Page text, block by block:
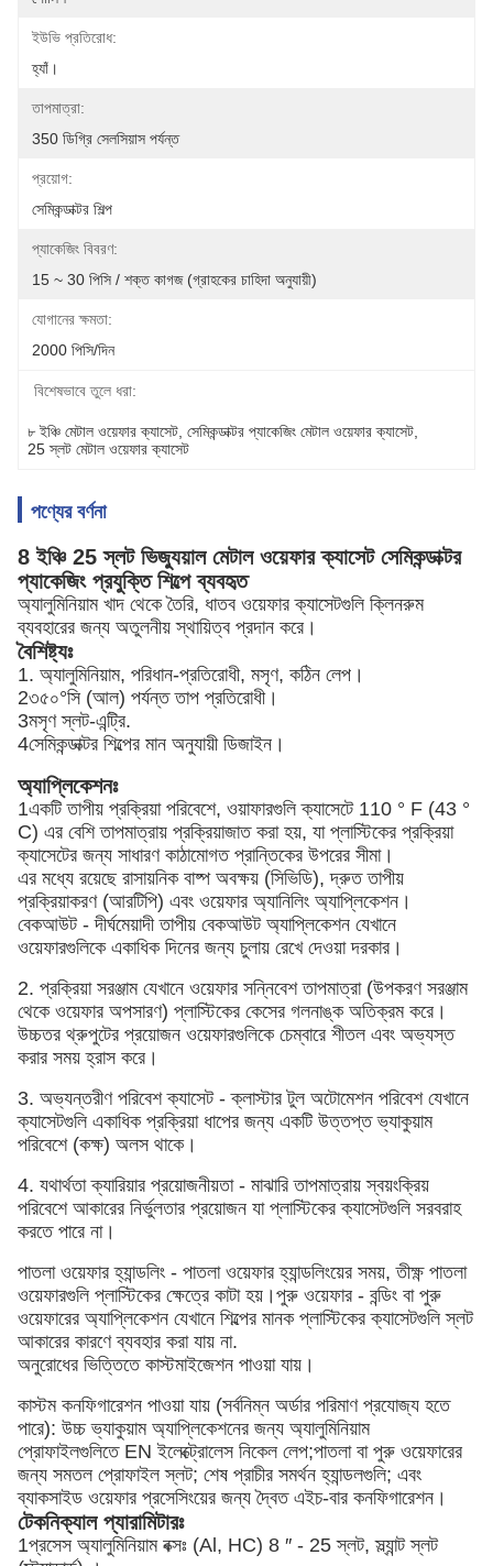
ইউভি প্রতিরোধ:
হ্যাঁ।
তাপমাত্রা:
350 ডিগ্রি সেলসিয়াস পর্যন্ত
প্রয়োগ:
সেমিকন্ডাক্টর শিল্প
প্যাকেজিং বিবরণ:
15 ~ 30 পিসি / শক্ত কাগজ (গ্রাহকের চাহিদা অনুযায়ী)
যোগানের ক্ষমতা:
2000 পিসি/দিন
বিশেষভাবে তুলে ধরা:
৮ ইঞ্চি মেটাল ওয়েফার ক্যাসেট সেমিকন্ডাক্টর প্যাকেজিং মেটাল ওয়েফার ক্যাসেট
25 স্লট মেটাল ওয়েফার ক্যাসেট
পণ্যের বর্ণনা
8 ইঞ্চি 25 স্লট ভিজ্যুয়াল মেটাল ওয়েফার ক্যাসেট সেমিকন্ডাক্টর
প্যাকেজিং প্রযুক্তি শিল্পে ব্যবহৃত
অ্যালুমিনিয়াম খাদ থেকে তৈরি, ধাতব ওয়েফার ক্যাসেটগুলি ক্লিনরুম
ব্যবহারের জন্য অতুলনীয় স্থায়িত্ব প্রদান করে।
বৈশিষ্ট্যঃ
1. অ্যালুমিনিয়াম, পরিধান-প্রতিরোধী, মসৃণ, কঠিন লেপ।
2৩৫০°সি (আল) পর্যন্ত তাপ প্রতিরোধী।
3মসৃণ স্লট-এন্ট্রি.
4সেমিকন্ডাক্টর শিল্পের মান অনুযায়ী ডিজাইন।
অ্যাপ্লিকেশনঃ
1একটি তাপীয় প্রক্রিয়া পরিবেশে, ওয়াফারগুলি ক্যাসেটে 110 ° F (43 °
C) এর বেশি তাপমাত্রায় প্রক্রিয়াজাত করা হয়, যা প্লাস্টিকের প্রক্রিয়া
ক্যাসেটের জন্য সাধারণ কাঠামোগত প্রান্তিকের উপরের সীমা।
এর মধ্যে রয়েছে রাসায়নিক বাষ্প অবক্ষয় (সিভিডি), দ্রুত তাপীয়
প্রক্রিয়াকরণ (আরটিপি) এবং ওয়েফার অ্যানিলিং অ্যাপ্লিকেশন।
বেকআউট - দীর্ঘমেয়াদী তাপীয় বেকআউট অ্যাপ্লিকেশন যেখানে
ওয়েফারগুলিকে একাধিক দিনের জন্য চুলায় রেখে দেওয়া দরকার।
2. প্রক্রিয়া সরঞ্জাম যেখানে ওয়েফার সন্নিবেশ তাপমাত্রা (উপকরণ সরঞ্জাম
থেকে ওয়েফার অপসারণ) প্লাস্টিকের কেসের গলনাঙ্ক অতিক্রম করে।
উচ্চতর থ্রুপুটের প্রয়োজন ওয়েফারগুলিকে চেম্বারে শীতল এবং অভ্যস্ত
করার সময় হ্রাস করে।
3. অভ্যন্তরীণ পরিবেশ ক্যাসেট - ক্লাস্টার টুল অটোমেশন পরিবেশ যেখানে
ক্যাসেটগুলি একাধিক প্রক্রিয়া ধাপের জন্য একটি উত্তপ্ত ভ্যাকুয়াম
পরিবেশে (কক্ষ) অলস থাকে।
4. যথার্থতা ক্যারিয়ার প্রয়োজনীয়তা - মাঝারি তাপমাত্রায় স্বয়ংক্রিয়
পরিবেশে আকারের নির্ভুলতার প্রয়োজন যা প্লাস্টিকের ক্যাসেটগুলি সরবরাহ
করতে পারে না।
পাতলা ওয়েফার হ্যান্ডলিং - পাতলা ওয়েফার হ্যান্ডলিংয়ের সময়, তীক্ষ্ণ পাতলা
ওয়েফারগুলি প্লাস্টিকের ক্ষেত্রে কাটা হয়।পুরু ওয়েফার - বন্ডিং বা পুরু
ওয়েফারের অ্যাপ্লিকেশন যেখানে শিল্পের মানক প্লাস্টিকের ক্যাসেটগুলি স্লট
আকারের কারণে ব্যবহার করা যায় না.
অনুরোধের ভিত্তিতে কাস্টমাইজেশন পাওয়া যায়।
কাস্টম কনফিগারেশন পাওয়া যায় (সর্বনিম্ন অর্ডার পরিমাণ প্রযোজ্য হতে
পারে): উচ্চ ভ্যাকুয়াম অ্যাপ্লিকেশনের জন্য অ্যালুমিনিয়াম
প্রোফাইলগুলিতে EN ইলেক্ট্রোলেস নিকেল লেপ;পাতলা বা পুরু ওয়েফারের
জন্য সমতল প্রোফাইল স্লট; শেষ প্রাচীর সমর্থন হ্যান্ডলগুলি; এবং
ব্যাকসাইড ওয়েফার প্রসেসিংয়ের জন্য দ্বৈত এইচ-বার কনফিগারেশন।
টেকনিক্যাল প্যারামিটারঃ
1প্রসেস অ্যালুমিনিয়াম বক্সঃ (Al, HC) 8 ′′ - 25 স্লট, স্ল্যান্ট স্লট